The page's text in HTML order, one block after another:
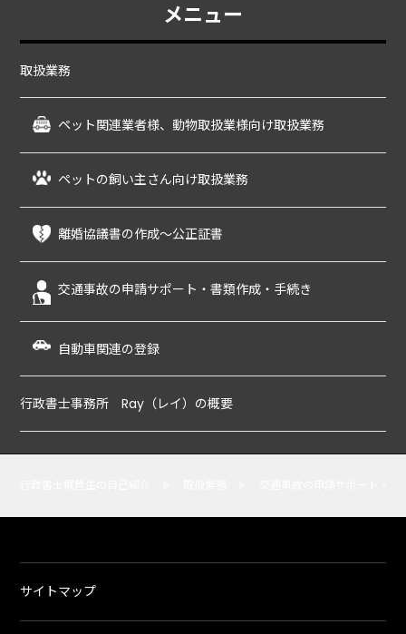
めの登録です
メニュー
取扱業務
ペット関連業者様、動物取扱業様向け取扱業務
ペットの飼い主さん向け取扱業務
離婚協議書の作成～公正証書
交通事故の申請サポート・書類作成・手続き
自動車関連の登録
行政書士事務所 Ray（レイ）の概要
サイトマップ